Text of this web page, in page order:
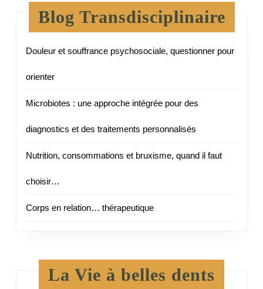
Blog Transdisciplinaire
Douleur et souffrance psychosociale, questionner pour
orienter
Microbiotes : une approche intégrée pour des
diagnostics et des traitements personnalisés
Nutrition, consommations et bruxisme, quand il faut
choisir…
Corps en relation… thérapeutique
La Vie à belles dents